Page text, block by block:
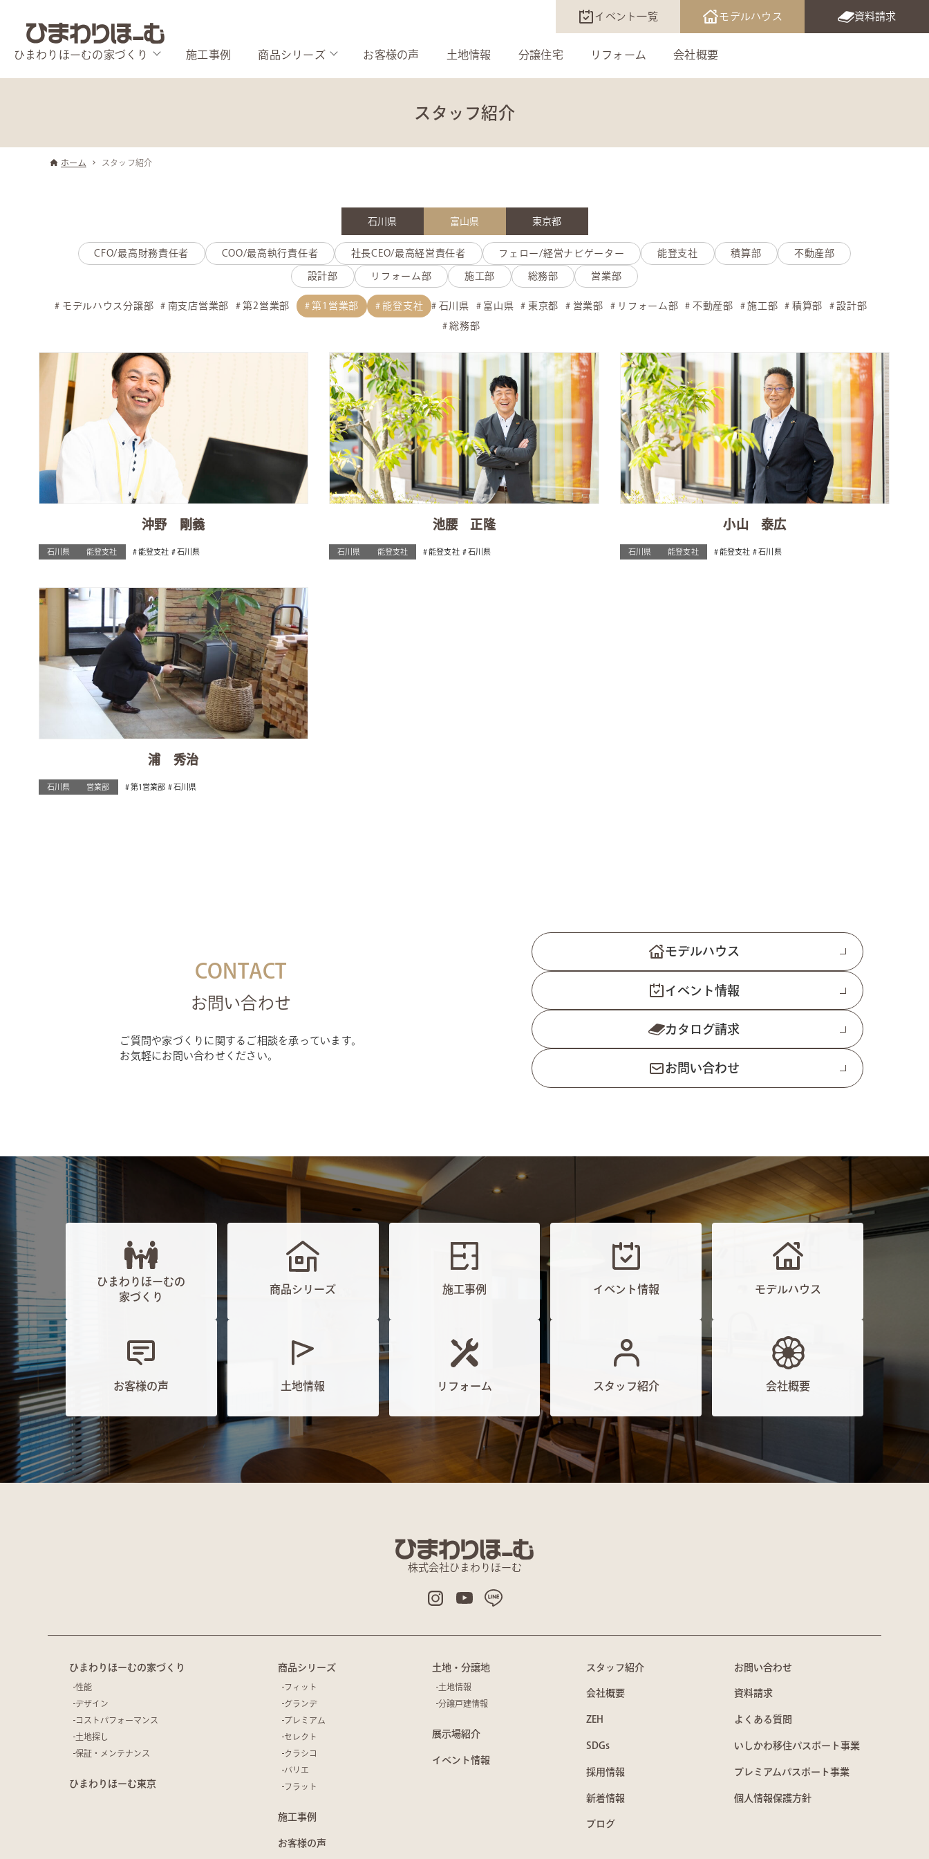
イベント一覧 モデルハウス 資料請求
ひまわりほーむの家づくり 施工事例 商品シリーズ お客様の声 土地情報 分譲住宅 リフォーム 会社概要
スタッフ紹介
ホーム スタッフ紹介
石川県 富山県 東京都
CFO/最高財務責任者 COO/最高執行責任者 社長CEO/最高経営責任者 フェロー/経営ナビゲーター 能登支社 積算部 不動産部
設計部 リフォーム部 施工部 総務部 営業部
モデルハウス分譲部 南支店営業部 第2営業部 第1営業部 能登支社 石川県 富山県 東京都 営業部 リフォーム部 不動産部 施工部 積算部 設計部
総務部
沖野 剛義
石川県 能登支社 能登支社 石川県
池腰 正隆
石川県 能登支社 能登支社 石川県
小山 泰広
石川県 能登支社 能登支社 石川県
浦 秀治
石川県 営業部 第1営業部 石川県
CONTACT
お問い合わせ
ご質問や家づくりに関するご相談を承っています。
お気軽にお問い合わせください。
モデルハウス
イベント情報
カタログ請求
お問い合わせ
ひまわりほーむの
家づくり
商品シリーズ 施工事例 イベント情報 モデルハウス
お客様の声 土地情報 リフォーム スタッフ紹介 会社概要
株式会社ひまわりほーむ
ひまわりほーむの家づくり
性能
デザイン
コストパフォーマンス
土地探し
保証・メンテナンス
商品シリーズ
フィット
グランデ
プレミアム
セレクト
クラシコ
バリエ
フラット
ひまわりほーむ東京
施工事例
お客様の声
土地・分譲地
土地情報
分譲戸建情報
展示場紹介
イベント情報
スタッフ紹介
会社概要
ZEH
SDGs
採用情報
新着情報
ブログ
お問い合わせ
資料請求
よくある質問
いしかわ移住パスポート事業
プレミアムパスポート事業
個人情報保護方針